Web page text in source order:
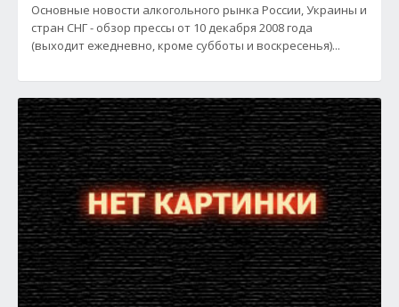
Основные новости алкогольного рынка России, Украины и
стран СНГ - обзор прессы от 10 декабря 2008 года
(выходит ежедневно, кроме субботы и воскресенья)...